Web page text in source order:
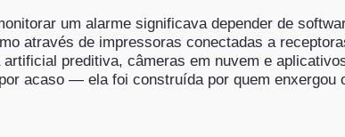
um alarme significava depender de
através de impressoras conectadas a
artificial preditiva, câmeras em nuvem e
acaso — ela foi construída por quem enxergou